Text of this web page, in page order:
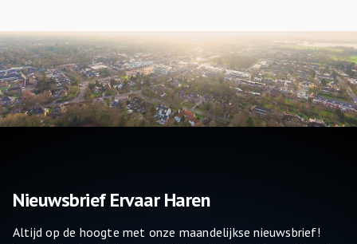
Nieuwsbrief Ervaar Haren
Altijd op de hoogte met onze maandelijkse nieuwsbrief!